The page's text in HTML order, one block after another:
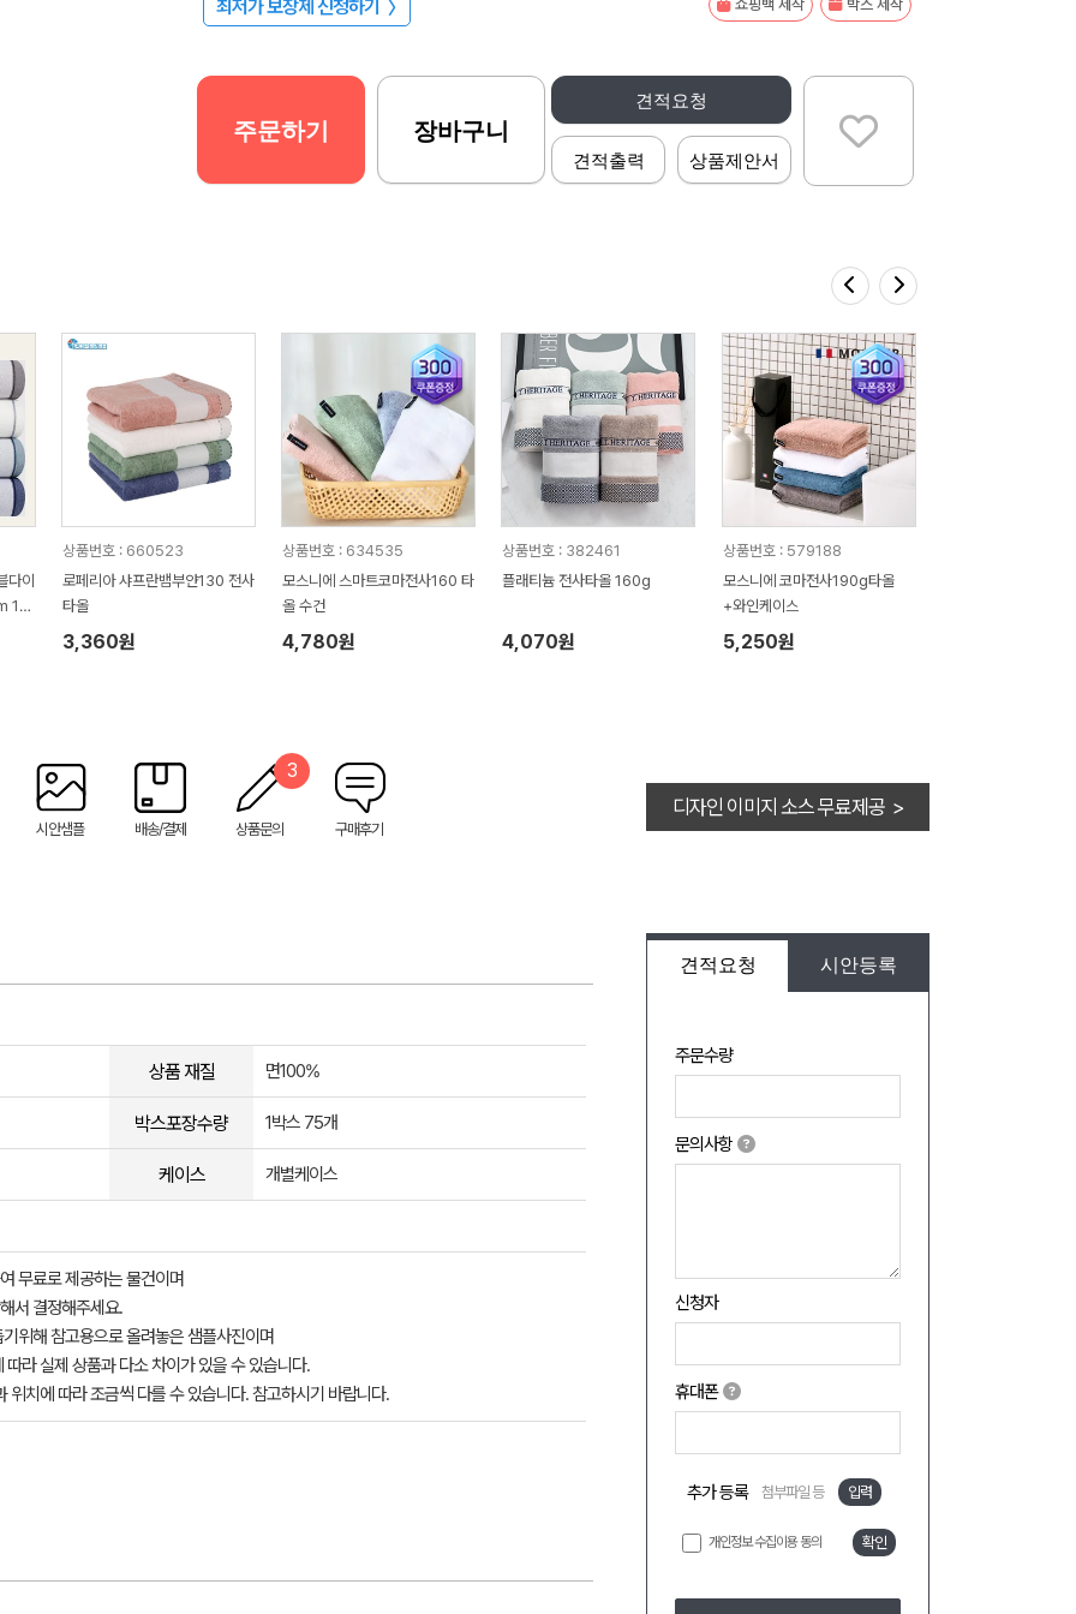
최저가 보장제 신청하기 〉 쇼핑백 제작 박스 제작
견적요청
견적출력 상품제안서
주문하기 장바구니
다이
16
상품번호 : 660523
로페리아 샤프란뱀부얀130 전사
타올
3,360원
상품번호 : 634535
모스니에 스마트코마전사160 타
올 수건
4,780원
상품번호 : 382461
플래티늄 전사타올 160g
4,070원
상품번호 : 579188
모스니에 코마전사190g타올
+와인케이스
5,250원
시안샘플 배송/결제 상품문의
3
구매후기
디자인 이미지 소스 무료제공 >
견적요청 시안등록
주문수량
문의사항
신청자
휴대폰
추가 등록 첨부파일 등 입력
개인정보 수집이용 동의 확인
상품 재질 면100%
박스포장수량 1박스 75개
케이스 개별케이스
무료로 제공하는 물건이며
서 결정해주세요.
위해 참고용으로 올려놓은 샘플사진이며
라 실제 상품과 다소 차이가 있을 수 있습니다.
위치에 따라 조금씩 다를 수 있습니다. 참고하시기 바랍니다.